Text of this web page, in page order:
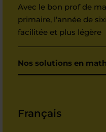
Avec le bon prof de
primaire, l’année de
facilitée et plus légère
Nos solutions en
Français